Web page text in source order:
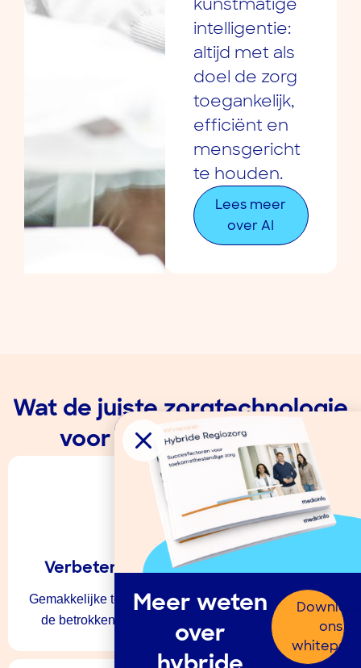
kunstmatige
intelligentie:
altijd met als
doel de zorg
toegankelijk,
efficiënt en
mensgericht
te houden.
Lees meer
over AI
Wat de juiste zorgtechnologie
voor u kan betekenen
Verbeterde Patiëntbetrokkenheid
Gemakkelijke toegang tot zorg en informatie verhoogt
de betrokkenheid en tevredenheid van patiënten.
Meer weten
over
ons